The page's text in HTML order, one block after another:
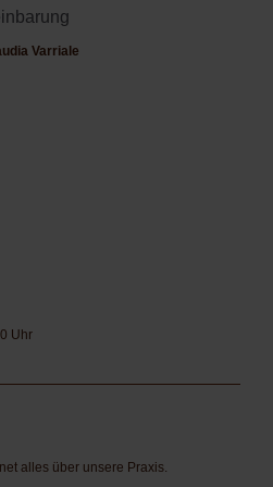
Varriale
Uhr
alles über unsere Praxis.